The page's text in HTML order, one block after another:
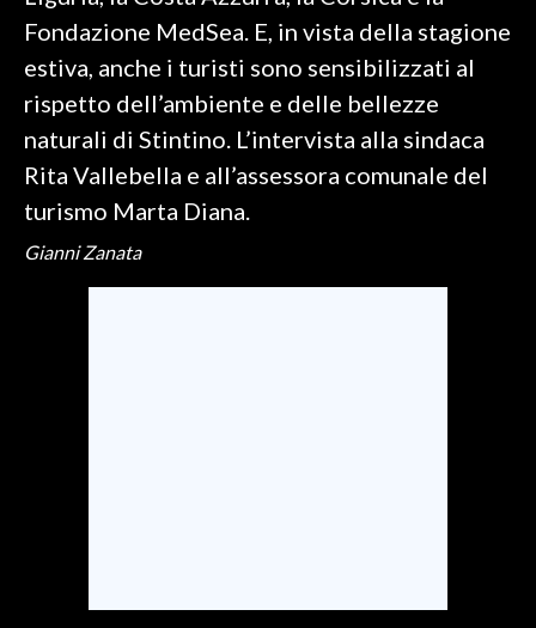
SALUTE
SARDEGNA TURISMO
SARDI NEL MONDO
#CARAUNIONE
PUBBLICITÀ
Fondazione MedSea. E, in vista della stagione
estiva, anche i turisti sono sensibilizzati al
rispetto dell’ambiente e delle bellezze
naturali di Stintino. L’intervista alla sindaca
Rita Vallebella e all’assessora comunale del
turismo Marta Diana.
Gianni Zanata